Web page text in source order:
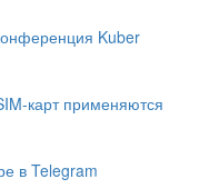
Kuber
карт применяются
в Telegram